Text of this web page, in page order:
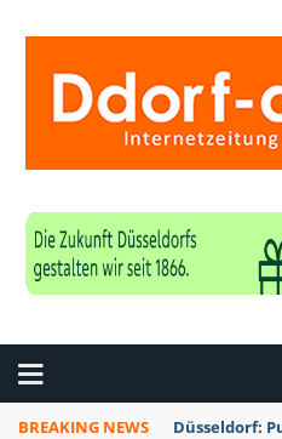
BREAKING NEWS Düsseldorf: